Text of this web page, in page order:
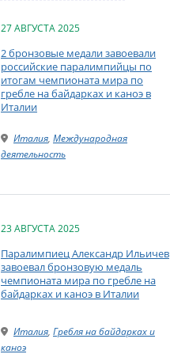
27 АВГУСТА 2025
2 бронзовые медали завоевали
российские паралимпийцы по
итогам чемпионата мира по
гребле на байдарках и каноэ в
Италии
Италия, Международная
деятельность
23 АВГУСТА 2025
Паралимпиец Александр Ильичев
завоевал бронзовую медаль
чемпионата мира по гребле на
байдарках и каноэ в Италии
Италия, Гребля на байдарках и
каноэ